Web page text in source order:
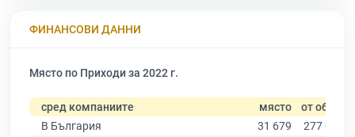
ФИНАНСОВИ ДАННИ
Място по Приходи за 2022 г.
сред компаниите място от общо
В България
31 679
277 019